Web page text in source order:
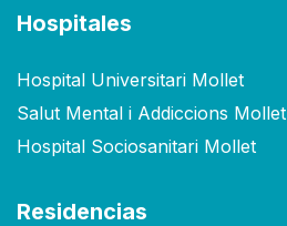
Hospitales
Hospital Universitari Mollet
Salut Mental i Addiccions Mollet
Hospital Sociosanitari Mollet
Residencias